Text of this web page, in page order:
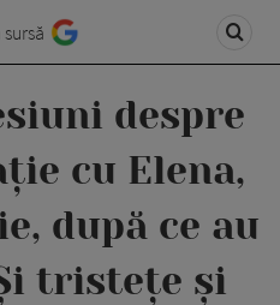
despre
cu Elena,
după ce au
tristețe și